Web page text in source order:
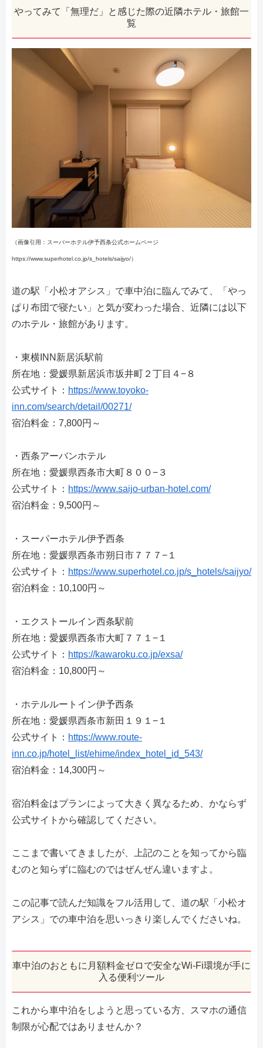
やってみて「無理だ」と感じた際の近隣ホテル・旅館一
覧
（画像引用：スーパーホテル伊予西条公式ホームページ
https://www.superhotel.co.jp/s_hotels/saijyo/）
道の駅「小松オアシス」で車中泊に臨んでみて、「やっ
ぱり布団で寝たい」と気が変わった場合、近隣には以下
のホテル・旅館があります。
・東横INN新居浜駅前
所在地：愛媛県新居浜市坂井町２丁目４−８
公式サイト： https://www.toyoko-
inn.com/search/detail/00271/
宿泊料金：7,800円～
・西条アーバンホテル
所在地：愛媛県西条市大町８００−３
公式サイト： https://www.saijo-urban-hotel.com/
宿泊料金：9,500円～
・スーパーホテル伊予西条
所在地：愛媛県西条市朔日市７７７−１
公式サイト： https://www.superhotel.co.jp/s_hotels/saijyo/
宿泊料金：10,100円～
・エクストールイン西条駅前
所在地：愛媛県西条市大町７７１−１
公式サイト： https://kawaroku.co.jp/exsa/
宿泊料金：10,800円～
・ホテルルートイン伊予西条
所在地：愛媛県西条市新田１９１−１
公式サイト： https://www.route-
inn.co.jp/hotel_list/ehime/index_hotel_id_543/
宿泊料金：14,300円～
宿泊料金はプランによって大きく異なるため、かならず
公式サイトから確認してください。
ここまで書いてきましたが、上記のことを知ってから臨
むのと知らずに臨むのではぜんぜん違いますよ。
この記事で読んだ知識をフル活用して、道の駅「小松オ
アシス」での車中泊を思いっきり楽しんでくださいね。
車中泊のおともに月額料金ゼロで安全なWi-Fi環境が手に
入る便利ツール
これから車中泊をしようと思っている方、スマホの通信
制限が心配ではありませんか？